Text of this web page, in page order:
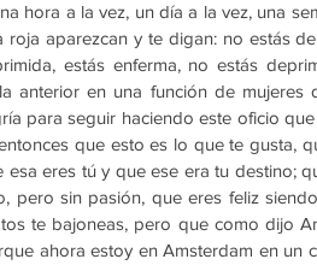
hora a la vez, un día a la vez, una
aparezcan y te digan: no estás
estás enferma, no estás
anterior en una función de mujeres
para seguir haciendo este oficio
que esto es lo que te gusta,
eres tú y que ese era tu destino;
pero sin pasión, que eres feliz
te bajoneas, pero que como dijo
ahora estoy en Amsterdam en un